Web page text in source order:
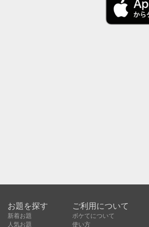
お題を探す
新着お題
人気お題
ご利用について
ボケてについて
使い方